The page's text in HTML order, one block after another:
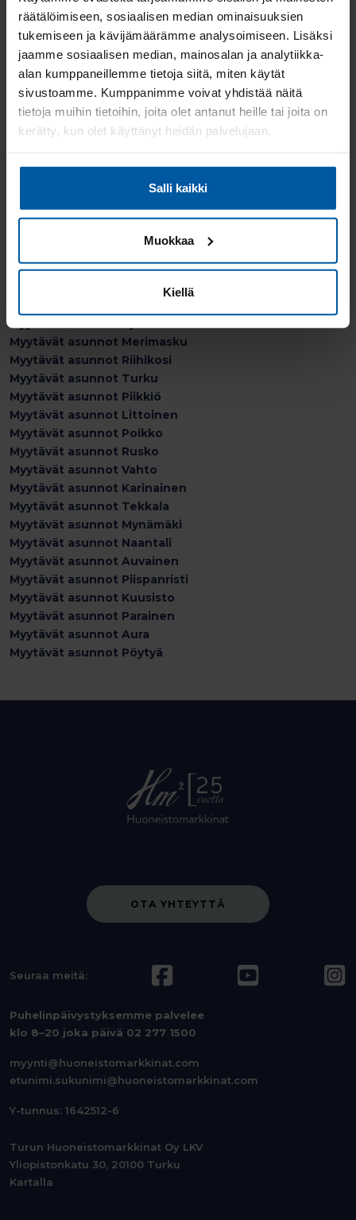
räätälöimiseen, sosiaalisen median ominaisuuksien
tukemiseen ja kävijämäärämme analysoimiseen. Lisäksi
jaamme sosiaalisen median, mainosalan ja analytiikka-
alan kumppaneillemme tietoja siitä, miten käytät
sivustoamme. Kumppanimme voivat yhdistää näitä
tietoja muihin tietoihin, joita olet antanut heille tai joita on
kerätty, kun olet käyttänyt heidän palvelujaan.
Salli kaikki
Muokkaa
Kiellä
Myytävät asunnot Masku
Myytävät asunnot Uusikaupunki
Myytävät asunnot Rymättylä
Myytävät asunnot Askainen
Myytävät asunnot Lieto
Myytävät asunnot Sauvo
Myytävät asunnot Vanhalinna
Myytävät asunnot Paattinen
Myytävät asunnot Kuusamo
Myytävät asunnot Kaarina
Myytävät asunnot Paimio
Myytävät asunnot Kyrö
Myytävät asunnot Merimasku
Myytävät asunnot Riihikosi
Myytävät asunnot Turku
Myytävät asunnot Piikkiö
Myytävät asunnot Littoinen
Myytävät asunnot Poikko
Myytävät asunnot Rusko
Myytävät asunnot Vahto
Myytävät asunnot Karinainen
Myytävät asunnot Tekkala
Myytävät asunnot Mynämäki
Myytävät asunnot Naantali
Myytävät asunnot Auvainen
Myytävät asunnot Piispanristi
Myytävät asunnot Kuusisto
Myytävät asunnot Parainen
Myytävät asunnot Aura
Myytävät asunnot Pöytyä
OTA YHTEYTTÄ
Seuraa meitä:
Puhelinpäivystyksemme palvelee
klo 8–20 joka päivä 02 277 1500
myynti@huoneistomarkkinat.com
etunimi.sukunimi@huoneistomarkkinat.com
Y-tunnus: 1642512-6
Turun Huoneistomarkkinat Oy LKV
Yliopistonkatu 30, 20100 Turku
Kartalla